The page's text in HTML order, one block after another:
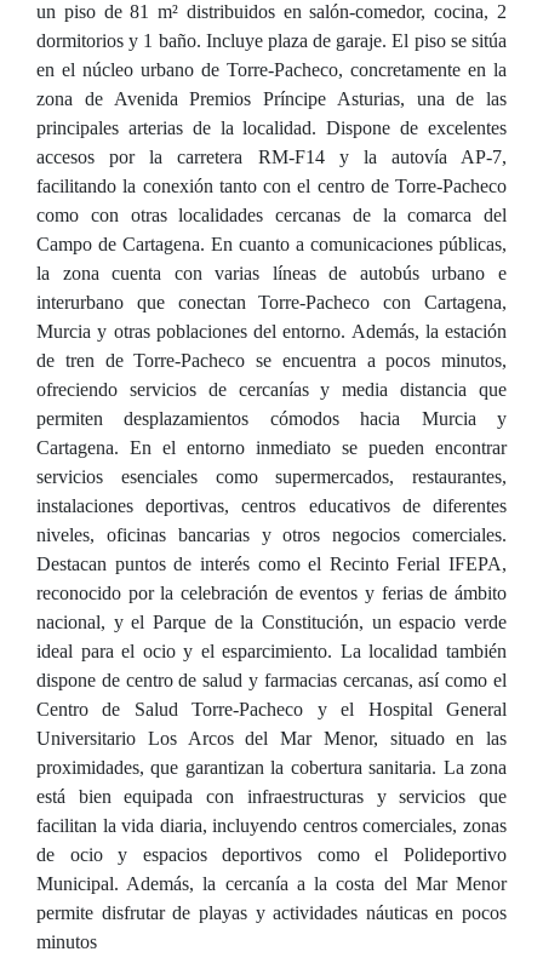
un piso de 81 m² distribuidos en salón-comedor, cocina, 2
dormitorios y 1 baño. Incluye plaza de garaje. El piso se sitúa
en el núcleo urbano de Torre-Pacheco, concretamente en la
zona de Avenida Premios Príncipe Asturias, una de las
principales arterias de la localidad. Dispone de excelentes
accesos por la carretera RM-F14 y la autovía AP-7,
facilitando la conexión tanto con el centro de Torre-Pacheco
como con otras localidades cercanas de la comarca del
Campo de Cartagena. En cuanto a comunicaciones públicas,
la zona cuenta con varias líneas de autobús urbano e
interurbano que conectan Torre-Pacheco con Cartagena,
Murcia y otras poblaciones del entorno. Además, la estación
de tren de Torre-Pacheco se encuentra a pocos minutos,
ofreciendo servicios de cercanías y media distancia que
permiten desplazamientos cómodos hacia Murcia y
Cartagena. En el entorno inmediato se pueden encontrar
servicios esenciales como supermercados, restaurantes,
instalaciones deportivas, centros educativos de diferentes
niveles, oficinas bancarias y otros negocios comerciales.
Destacan puntos de interés como el Recinto Ferial IFEPA,
reconocido por la celebración de eventos y ferias de ámbito
nacional, y el Parque de la Constitución, un espacio verde
ideal para el ocio y el esparcimiento. La localidad también
dispone de centro de salud y farmacias cercanas, así como el
Centro de Salud Torre-Pacheco y el Hospital General
Universitario Los Arcos del Mar Menor, situado en las
proximidades, que garantizan la cobertura sanitaria. La zona
está bien equipada con infraestructuras y servicios que
facilitan la vida diaria, incluyendo centros comerciales, zonas
de ocio y espacios deportivos como el Polideportivo
Municipal. Además, la cercanía a la costa del Mar Menor
permite disfrutar de playas y actividades náuticas en pocos
minutos